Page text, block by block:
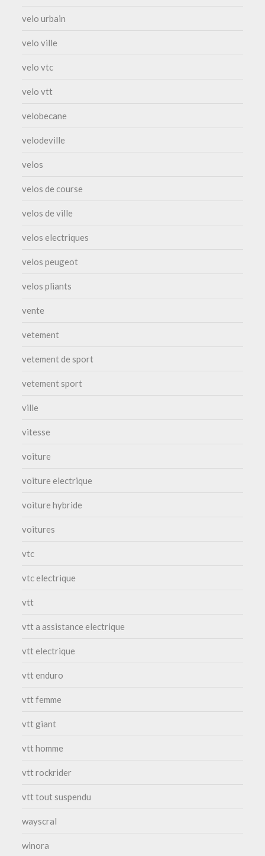
velo urbain
velo ville
velo vtc
velo vtt
velobecane
velodeville
velos
velos de course
velos de ville
velos electriques
velos peugeot
velos pliants
vente
vetement
vetement de sport
vetement sport
ville
vitesse
voiture
voiture electrique
voiture hybride
voitures
vtc
vtc electrique
vtt
vtt a assistance electrique
vtt electrique
vtt enduro
vtt femme
vtt giant
vtt homme
vtt rockrider
vtt tout suspendu
wayscral
winora